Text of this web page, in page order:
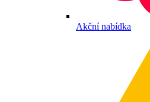
Akční nabídka